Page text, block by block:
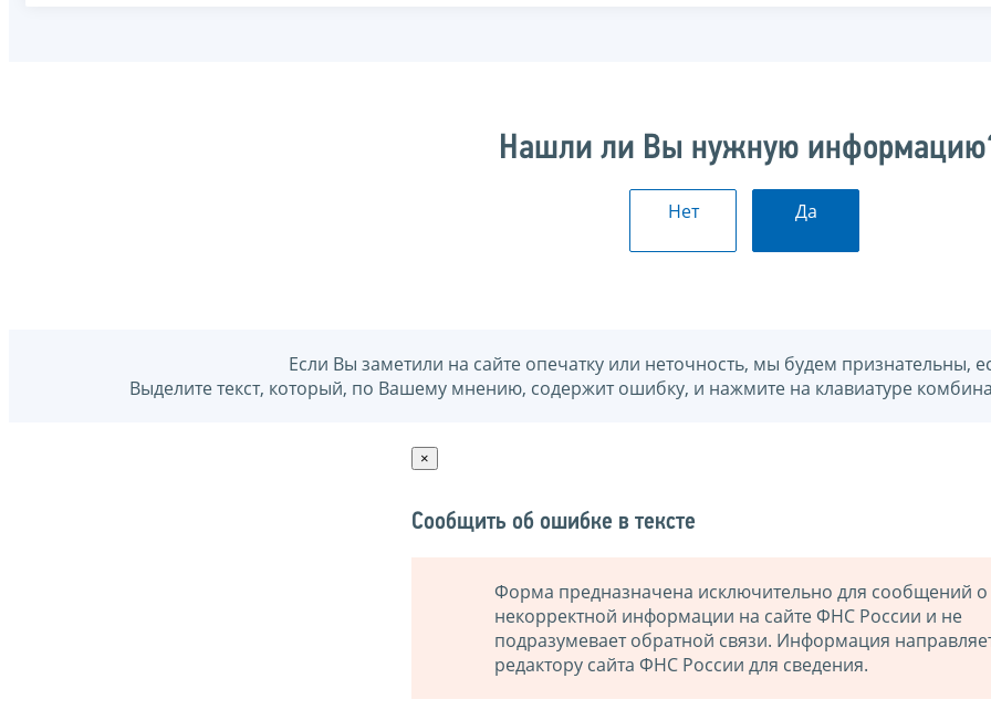
Нашли ли Вы нужную
Нет Да
Если Вы заметили на сайте опечатку или неточность, мы будем признательны,
Выделите текст, который, по Вашему мнению, содержит ошибку, и нажмите на клавиатуре
×
Сообщить об ошибке в тексте
Форма предназначена исключительно для сообщений о
некорректной информации на сайте ФНС России и не
подразумевает обратной связи. Информация
редактору сайта ФНС России для сведения.